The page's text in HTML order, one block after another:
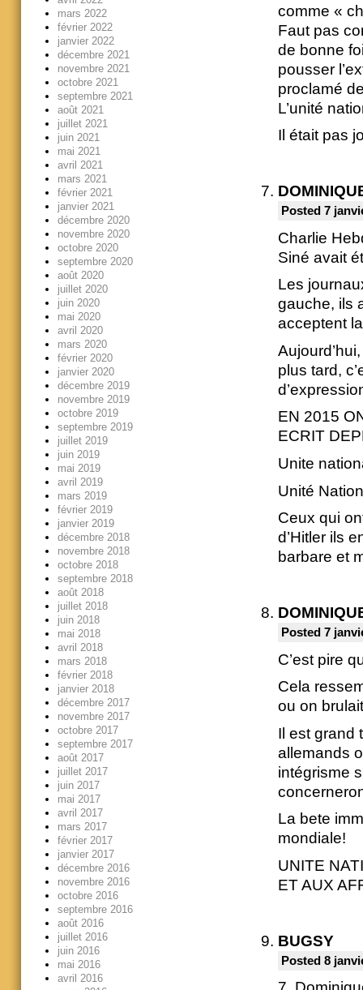
comme «
Faut pas
de bonne
pousser
proclamé
L’unité
Il était pas
Posted 7
Charlie
Siné avait
Les
gauche, ils
acceptent
plus tard,
EN 2015
ECRIT
Unite
Unité
Ceux qui
d’Hitler ils
barbare et
Posted 7
C’est pire
Cela
ou on
Il est grand
allemands
intégrisme
La bete
mondiale!
UNITE
ET AUX
BUGSY
Posted 8
mars 2022
février 2022
janvier 2022
décembre 2021
novembre 2021
octobre 2021
septembre 2021
août 2021
juillet 2021
juin 2021
mai 2021
avril 2021
mars 2021
février 2021
janvier 2021
décembre 2020
novembre 2020
octobre 2020
septembre 2020
août 2020
juillet 2020
juin 2020
mai 2020
avril 2020
mars 2020
février 2020
janvier 2020
décembre 2019
novembre 2019
octobre 2019
septembre 2019
juillet 2019
juin 2019
mai 2019
avril 2019
mars 2019
février 2019
janvier 2019
décembre 2018
novembre 2018
octobre 2018
septembre 2018
août 2018
juillet 2018
juin 2018
mai 2018
avril 2018
mars 2018
février 2018
janvier 2018
décembre 2017
novembre 2017
octobre 2017
septembre 2017
août 2017
juillet 2017
juin 2017
mai 2017
avril 2017
mars 2017
février 2017
janvier 2017
décembre 2016
novembre 2016
octobre 2016
septembre 2016
août 2016
juillet 2016
juin 2016
mai 2016
avril 2016